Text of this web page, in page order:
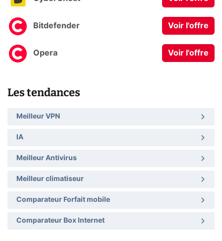
Bitdefender Voir l'offre
Opera Voir l'offre
Les tendances
Meilleur VPN
IA
Meilleur Antivirus
Meilleur climatiseur
Comparateur Forfait mobile
Comparateur Box Internet